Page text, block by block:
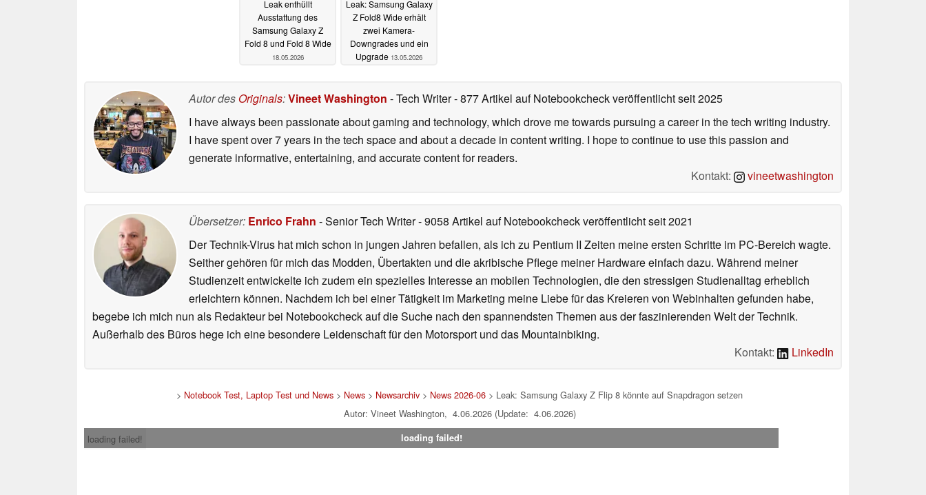
Leak enthüllt
Ausstattung des
Samsung Galaxy Z
Fold 8 und Fold 8 Wide
18.05.2026
Leak: Samsung Galaxy
Z Fold8 Wide erhält
zwei Kamera-
Downgrades und ein
Upgrade 13.05.2026
Autor des Originals:Vineet Washington - Tech Writer- 877 Artikel auf Notebookcheck veröffentlichtseit 2025
I have always been passionate about gaming and technology, which drove me towards pursuing a career in the tech writing industry.
I have spent over 7 years in the tech space and about a decade in content writing. I hope to continue to use this passion and
generate informative, entertaining, and accurate content for readers.
Kontakt:
vineetwashington
Übersetzer: Enrico Frahn - Senior Tech Writer- 9058 Artikel auf Notebookcheck veröffentlichtseit 2021
Der Technik-Virus hat mich schon in jungen Jahren befallen, als ich zu Pentium II Zeiten meine ersten Schritte im PC-Bereich wagte.
Seither gehören für mich das Modden, Übertakten und die akribische Pflege meiner Hardware einfach dazu. Während meiner
Studienzeit entwickelte ich zudem ein spezielles Interesse an mobilen Technologien, die den stressigen Studienalltag erheblich
erleichtern können. Nachdem ich bei einer Tätigkeit im Marketing meine Liebe für das Kreieren von Webinhalten gefunden habe,
begebe ich mich nun als Redakteur bei Notebookcheck auf die Suche nach den spannendsten Themen aus der faszinierenden Welt der Technik.
Außerhalb des Büros hege ich eine besondere Leidenschaft für den Motorsport und das Mountainbiking.
Kontakt:
LinkedIn
> Notebook Test, Laptop Test und News > News > Newsarchiv > News 2026-06 > Leak: Samsung Galaxy Z Flip 8 könnte auf Snapdragon setzen
Autor: Vineet Washington, 4.06.2026 (Update: 4.06.2026)
loading failed!
loading failed!